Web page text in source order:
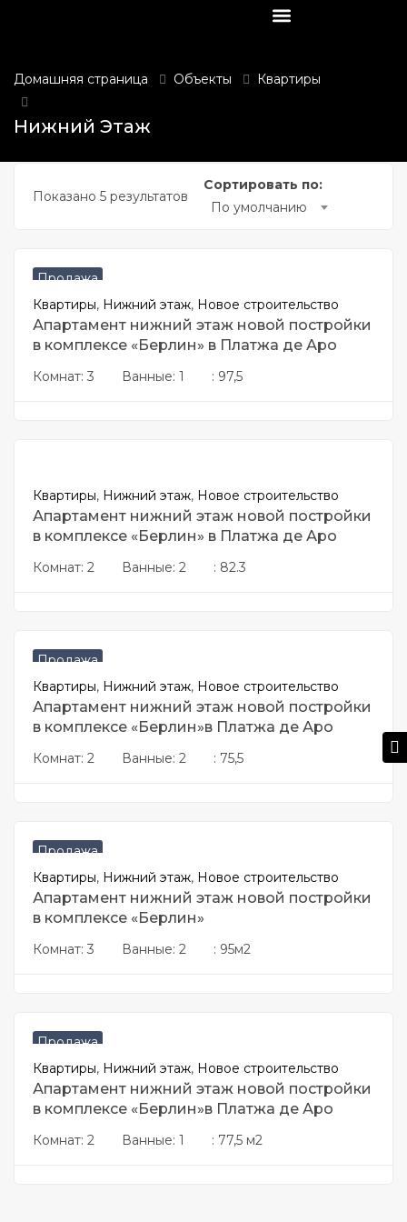
(Элитная недвижимость)
(Квартиры)
(Коммерческая недвижимость)
(Жилые участки)
Домашняя страница Объекты
Квартиры
Нижний Этаж
Показано 5 результатов
Сортировать по:
По умолчанию
Продажа
Квартиры, Нижний этаж, Новое строительство
Апартамент нижний этаж новой постройки
в комплексе «Берлин» в Платжа де Аро
Комнат: 3 Ванные: 1 : 97,5
Квартиры, Нижний этаж, Новое строительство
Апартамент нижний этаж новой постройки
в комплексе «Берлин» в Платжа де Аро
Комнат: 2 Ванные: 2 : 82.3
Продажа
Квартиры, Нижний этаж, Новое строительство
Апартамент нижний этаж новой постройки
в комплексе «Берлин»в Платжа де Аро
Комнат: 2 Ванные: 2 : 75,5
Продажа
Квартиры, Нижний этаж, Новое строительство
Апартамент нижний этаж новой постройки
в комплексе «Берлин»
Комнат: 3 Ванные: 2 : 95м2
Продажа
Квартиры, Нижний этаж, Новое строительство
Апартамент нижний этаж новой постройки
в комплексе «Берлин»в Платжа де Аро
Комнат: 2 Ванные: 1 : 77,5 м2